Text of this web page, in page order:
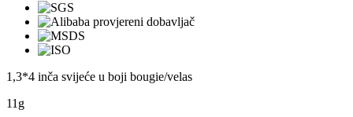
1,3*4 inča svijeće u boji bougie/velas
11g